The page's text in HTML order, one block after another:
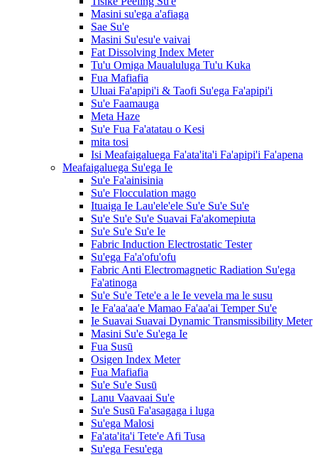
Masini su'ega a'afiaga
Sae Su'e
Masini Su'esu'e vaivai
Fat Dissolving Index Meter
Tu'u Omiga Maualuluga Tu'u Kuka
Fua Mafiafia
Uluai Fa'apipi'i & Taofi Su'ega Fa'apipi'i
Su'e Faamauga
Meta Haze
Su'e Fua Fa'atatau o Kesi
mita tosi
Isi Meafaigaluega Fa'ata'ita'i Fa'apipi'i Fa'apena
Meafaigaluega Su'ega Ie
Su'e Fa'ainisinia
Su'e Flocculation mago
Ituaiga Ie Lau'ele'ele Su'e Su'e Su'e
Su'e Su'e Su'e Suavai Fa'akomepiuta
Su'e Su'e Su'e Ie
Fabric Induction Electrostatic Tester
Su'ega Fa'a'ofu'ofu
Fabric Anti Electromagnetic Radiation Su'ega
Fa'atinoga
Su'e Su'e Tete'e a le Ie vevela ma le susu
Ie Fa'aa'aa'e Mamao Fa'aa'ai Temper Su'e
Ie Suavai Suavai Dynamic Transmissibility Meter
Masini Su'e Su'ega Ie
Fua Susū
Osigen Index Meter
Fua Mafiafia
Su'e Su'e Susū
Lanu Vaavaai Su'e
Su'e Susū Fa'asagaga i luga
Su'ega Malosi
Fa'ata'ita'i Tete'e Afi Tusa
Su'ega Fesu'ega